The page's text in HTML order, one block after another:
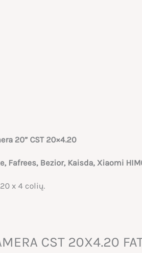
20” CST 20×4.20
Fafrees, Bezior, Kaisda, Xiaomi
x 4 colių.
CST 20X4.20 FAT